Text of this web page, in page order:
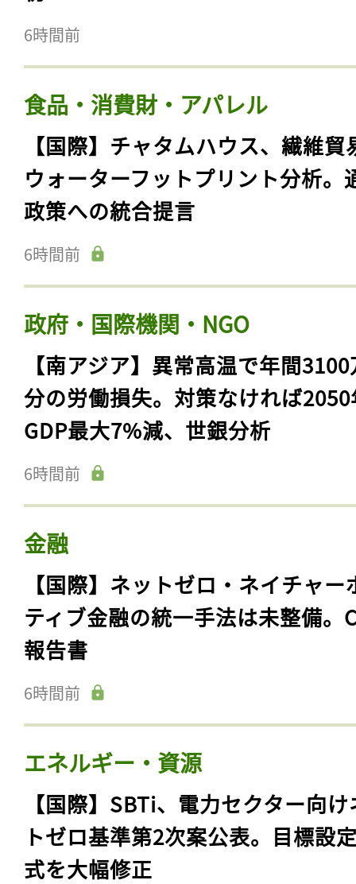
6時間前
食品・消費財・アパレル
【国際】チャタムハウス、繊維貿
ウォーターフットプリント分析。
政策への統合提言
6時間前
政府・国際機関・NGO
【南アジア】異常高温で年間
分の労働損失。対策なければ
GDP最大7%減、世銀分析
6時間前
金融
【国際】ネットゼロ・ネイチャー
ティブ金融の統一手法は未整備。
報告書
6時間前
エネルギー・資源
【国際】SBTi、電力セクター向
トゼロ基準第2次案公表。目標設
式を大幅修正